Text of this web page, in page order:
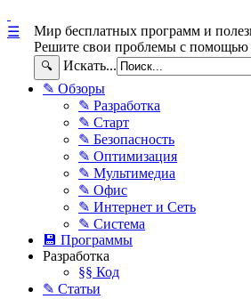
Мир бесплатных программ и
Решите свои проблемы с помощью
🔍 Искать...
☰
✎ Обзоры
✎ Разработка
✎ Старт
✎ Безопасность
✎ Оптимизация
✎ Мультимедиа
✎ Офис
✎ Интернет и Сеть
✎ Система
💾 Программы
Разработка
§§ Код
✎ Статьи